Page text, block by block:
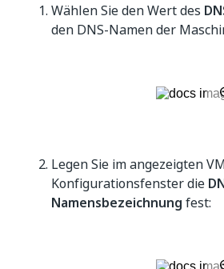
Wählen Sie den Wert des
den DNS-Namen der
Legen Sie im angezeigten
Konfigurationsfenster die
Namensbezeichnung fest: